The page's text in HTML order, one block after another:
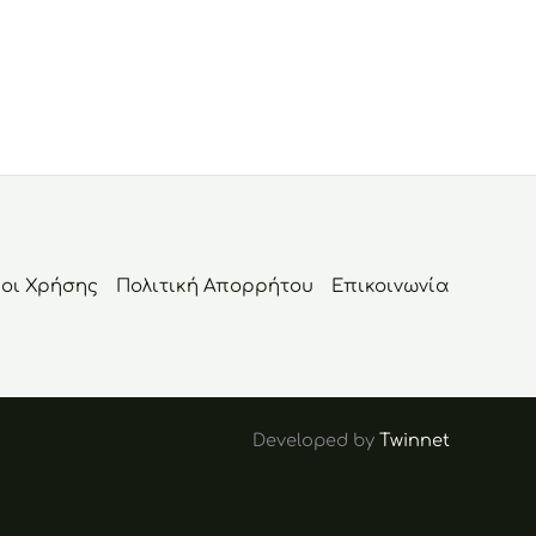
Χρήσης Πολιτική Απορρήτου Επικοινωνία
Developed by Twinnet